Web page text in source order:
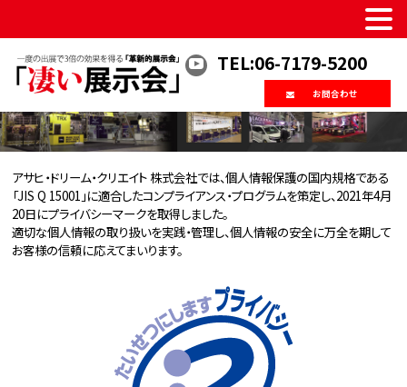
TEL:06-7179-5200
お問合わせ
プライバシーポリシー
Privacy Policy
アサヒ・ドリーム・クリエイト 株式会社では、個人情報保護の国内規格である
「JIS Q 15001」に適合したコンプライアンス・プログラムを策定し、2021年4月
20日にプライバシーマークを取得しました。
適切な個人情報の取り扱いを実践・管理し、個人情報の安全に万全を期して
お客様の信頼に応えてまいります。